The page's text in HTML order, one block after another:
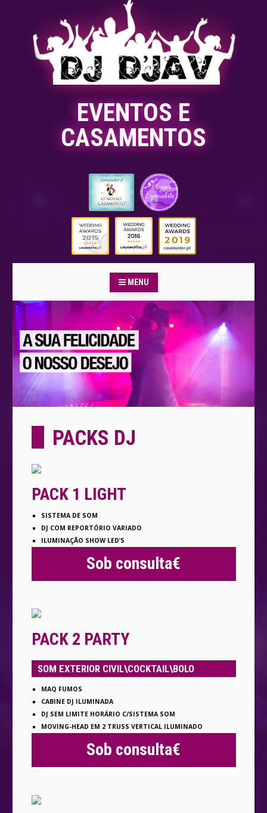
EVENTOS E
CASAMENTOS
MENU
PACKS DJ
PACK 1 LIGHT
SISTEMA DE SOM
DJ COM REPORTÓRIO VARIADO
ILUMINAÇÃO SHOW LED’S
Sob consulta€
PACK 2 PARTY
SOM EXTERIOR CIVIL\COCKTAIL\BOLO
MAQ FUMOS
CABINE DJ ILUMINADA
DJ SEM LIMITE HORÁRIO C/SISTEMA SOM
MOVING-HEAD EM 2 TRUSS VERTICAL ILUMINADO
Sob consulta€